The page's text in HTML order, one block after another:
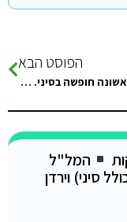
הפוסט הבא
היי:) פעם ראשונה חופשה בסיני. אשמח להמלצות לסופש ארוך תודה:)
המל"ל
סיני) וירדן